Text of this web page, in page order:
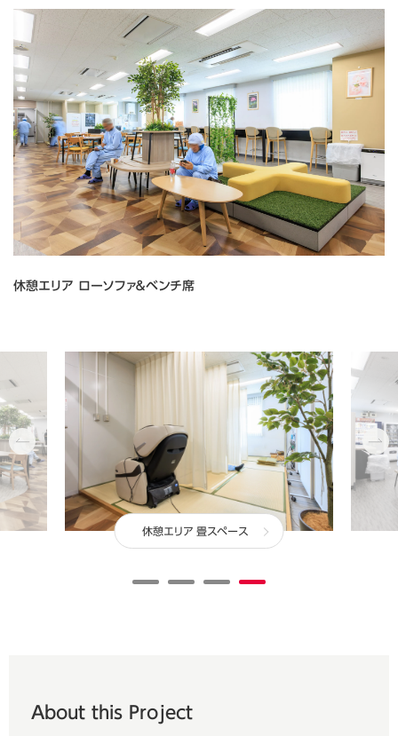
休憩エリア ローソファ＆ベンチ席
休憩エリア 畳スペース
About this Project